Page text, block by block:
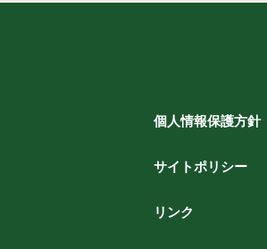
個人情報保護方針
サイトポリシー
リンク